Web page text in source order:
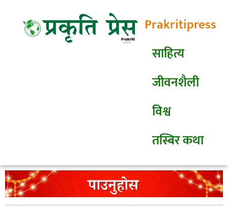
Prakritipress
साहित्य
जीवनशैली
विश्व
तस्बिर कथा